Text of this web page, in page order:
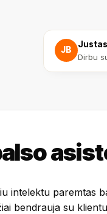
JB
Dirbu
intelektu paremtas
bendrauja su